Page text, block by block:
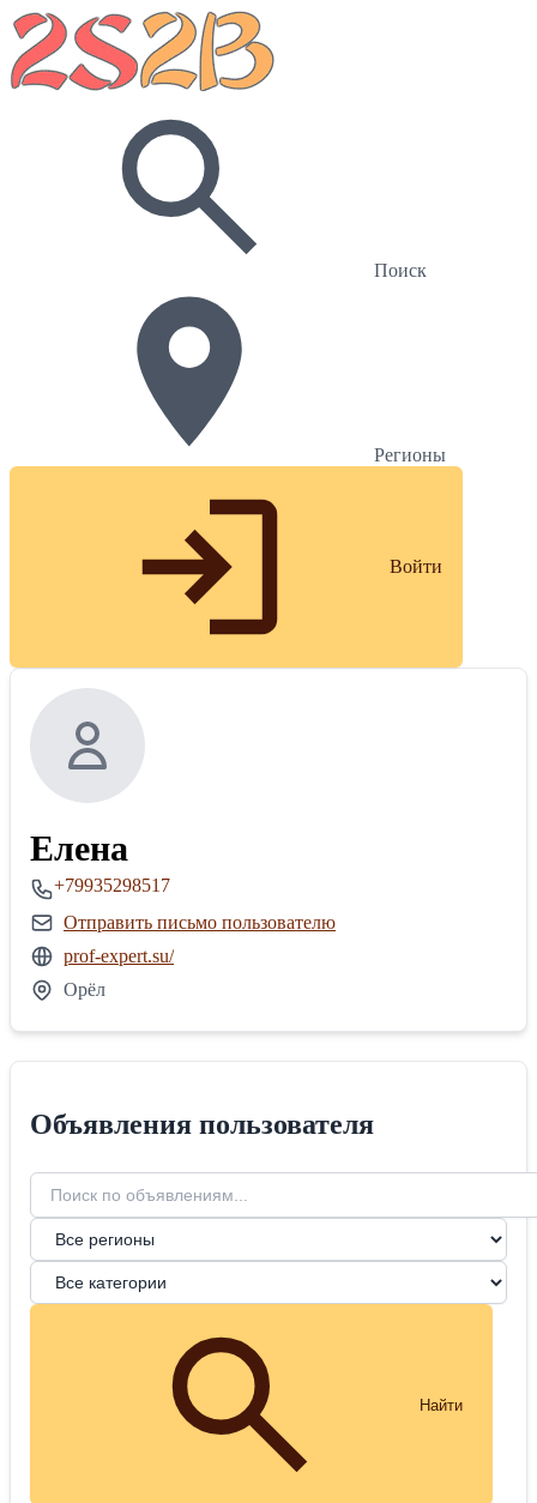
Поиск
Регионы
Войти
Елена
+79935298517
Отправить письмо пользователю
prof-expert.su/
Орёл
Объявления пользователя
Найти